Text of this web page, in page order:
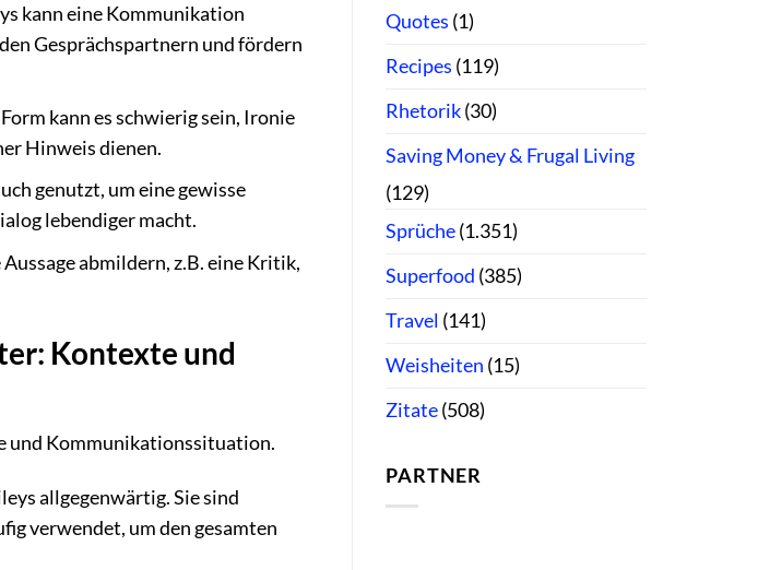
kann eine Kommunikation
Gesprächspartnern und fördern
kann es schwierig sein, Ironie
Hinweis dienen.
genutzt, um eine gewisse
lebendiger macht.
abmildern, z.B. eine Kritik,
Kontexte und
und Kommunikationssituation.
allgegenwärtig. Sie sind
verwendet, um den gesamten
Quotes (1)
Recipes (119)
Rhetorik(30)
Saving Money & Frugal Living
(129)
Sprüche(1.351)
Superfood (385)
Travel (141)
Weisheiten (15)
Zitate(508)
PARTNER